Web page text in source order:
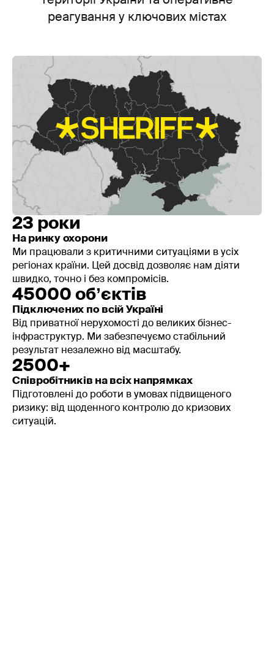
реагування у ключових містах
23 роки
На ринку охорони
Ми працювали з критичними ситуаціями в усіх
регіонах країни. Цей досвід дозволяє нам діяти
швидко, точно і без компромісів.
45000 обʼєктів
Підключених по всій Україні
Від приватної нерухомості до великих бізнес-
інфраструктур. Ми забезпечуємо стабільний
результат незалежно від масштабу.
2500+
Співробітників на всіх напрямках
Підготовлені до роботи в умовах підвищеного
ризику: від щоденного контролю до кризових
ситуацій.